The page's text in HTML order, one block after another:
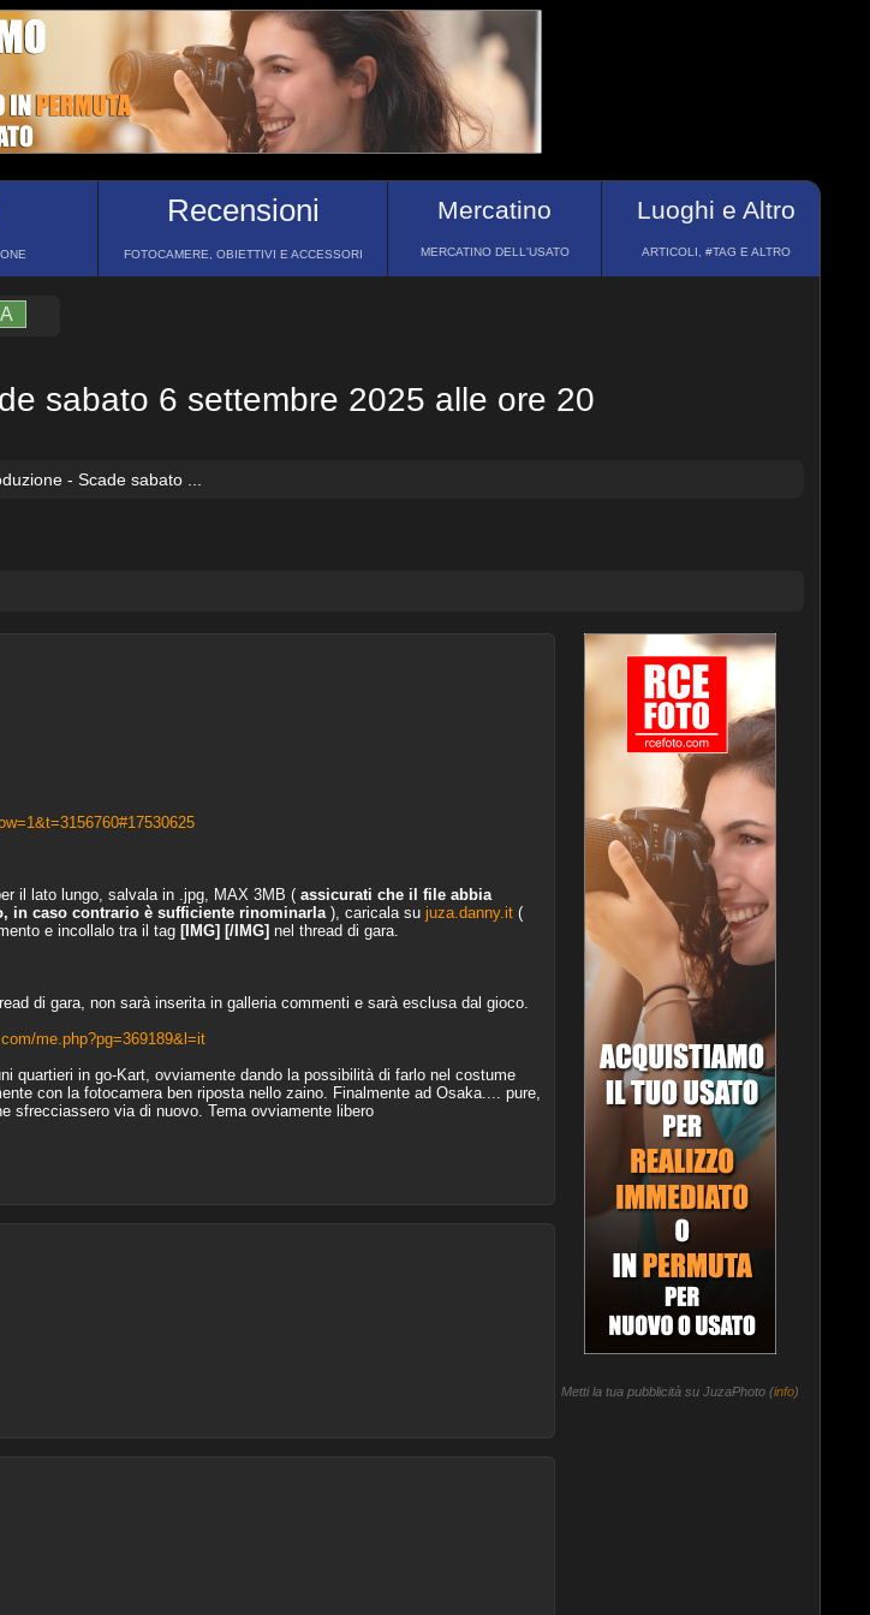
Recensioni
FOTOCAMERE, OBIETTIVI E ACCESSORI
Mercatino
MERCATINO DELL'USATO
Luoghi e Altro
ARTICOLI, #TAG E ALTRO
sabato 6 settembre 2025 alle ore 20
- Scade sabato ...
il lato lungo, salvala in .jpg, MAX 3MB (assicurati che il file abbia
in caso contrario è sufficiente rinominarla), caricala su juza.danny.it(
e incollalo tra il tag [IMG] [/IMG] nel thread di gara.
di gara, non sarà inserita in galleria commenti e sarà esclusa dal gioco.
me.php?pg=369189&l=it
quartieri in go-Kart, ovviamente dando la possibilità di farlo nel costume
con la fotocamera ben riposta nello zaino. Finalmente ad Osaka.... pure,
sfrecciassero via di nuovo. Tema ovviamente libero
Metti la tua pubblicità su JuzaPhoto (info)